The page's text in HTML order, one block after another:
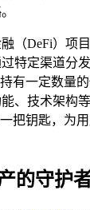
（DeFi）项
特定渠道分
有一定数量
、技术架构
把钥匙，为
的守护